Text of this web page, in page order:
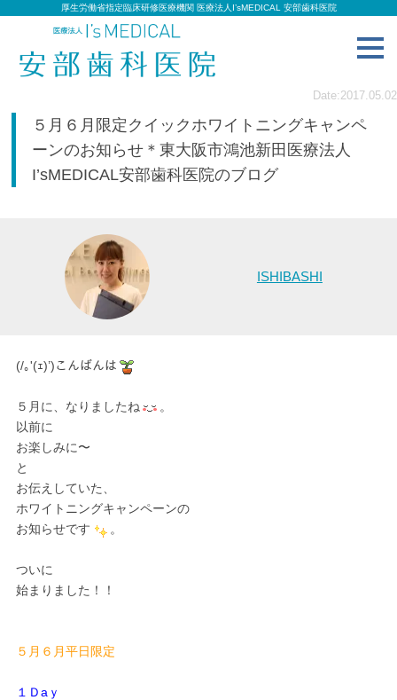
厚生労働省指定臨床研修医療機関 医療法人I’sMEDICAL 安部歯科医院
Date:2017.05.02
５月６月限定クイックホワイトニングキャンペ
ーンのお知らせ＊東大阪市鴻池新田医療法人
I’sMEDICAL安部歯科医院のブログ
ISHIBASHI
(/｡'(ｪ)’)こんばんは
５月に、なりましたね
。
以前に
お楽しみに〜
と
お伝えしていた、
ホワイトニングキャンペーンの
お知らせです
。
ついに
始まりました！！
５月６月平日限定
１Ｄaｙ